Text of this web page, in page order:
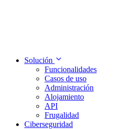
Solución
Funcionalidades
Casos de uso
Administración
Alojamiento
API
Frugalidad
Ciberseguridad